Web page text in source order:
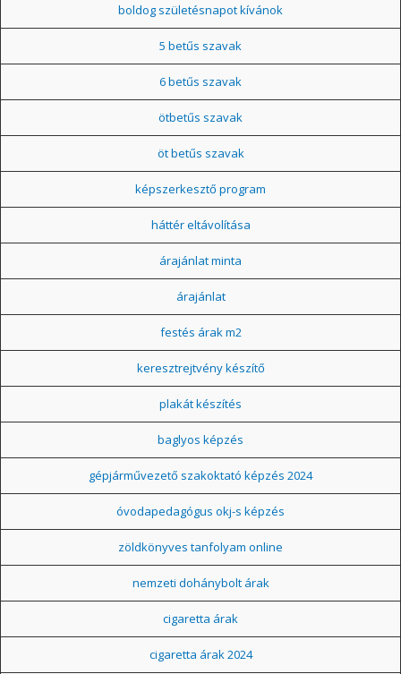
boldog születésnapot kívánok
5 betűs szavak
6 betűs szavak
ötbetűs szavak
öt betűs szavak
képszerkesztő program
háttér eltávolítása
árajánlat minta
árajánlat
festés árak m2
keresztrejtvény készítő
plakát készítés
baglyos képzés
gépjárművezető szakoktató képzés 2024
óvodapedagógus okj-s képzés
zöldkönyves tanfolyam online
nemzeti dohánybolt árak
cigaretta árak
cigaretta árak 2024